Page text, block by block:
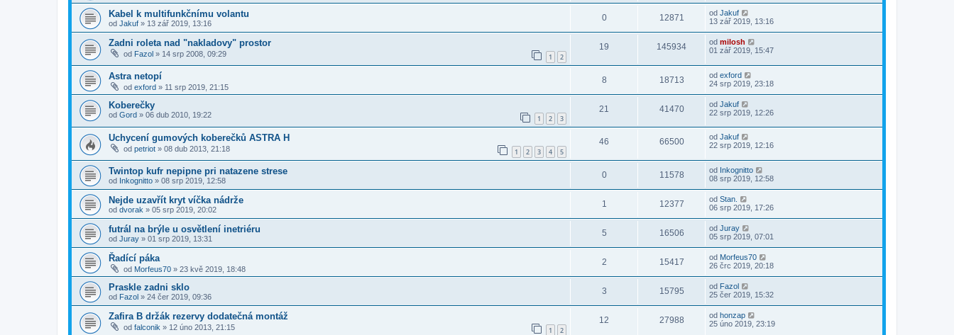
Kabel k multifunkčnímu volantu
od Jakuf » 13 zář 2019, 13:16
0 12871 od Jakuf
13 zář 2019, 13:16
Zadni roleta nad "nakladovy" prostor
od Fazol » 14 srp 2008, 09:29 1 2
19 145934 od milosh
01 zář 2019, 15:47
Astra netopí
od exford » 11 srp 2019, 21:15
8 18713 od exford
24 srp 2019, 23:18
Koberečky
od Gord » 06 dub 2010, 19:22 1 2 3
21 41470 od Jakuf
22 srp 2019, 12:26
Uchycení gumových koberečků ASTRA H
od petriot » 08 dub 2013, 21:18 1 2 3 4 5
46 66500 od Jakuf
22 srp 2019, 12:16
Twintop kufr nepipne pri natazene strese
od Inkognitto » 08 srp 2019, 12:58
0 11578 od Inkognitto
08 srp 2019, 12:58
Nejde uzavřít kryt víčka nádrže
od dvorak » 05 srp 2019, 20:02
1 12377 od Stan.
06 srp 2019, 17:26
futrál na brýle u osvětlení inetriéru
od Juray » 01 srp 2019, 13:31
5 16506 od Juray
05 srp 2019, 07:01
Řadící páka
od Morfeus70 » 23 kvě 2019, 18:48
2 15417 od Morfeus70
26 črc 2019, 20:18
Praskle zadni sklo
od Fazol » 24 čer 2019, 09:36
3 15795 od Fazol
25 čer 2019, 15:32
Zafira B držák rezervy dodatečná montáž
od falconik » 12 úno 2013, 21:15 1 2
12 27988 od honzap
25 úno 2019, 23:19